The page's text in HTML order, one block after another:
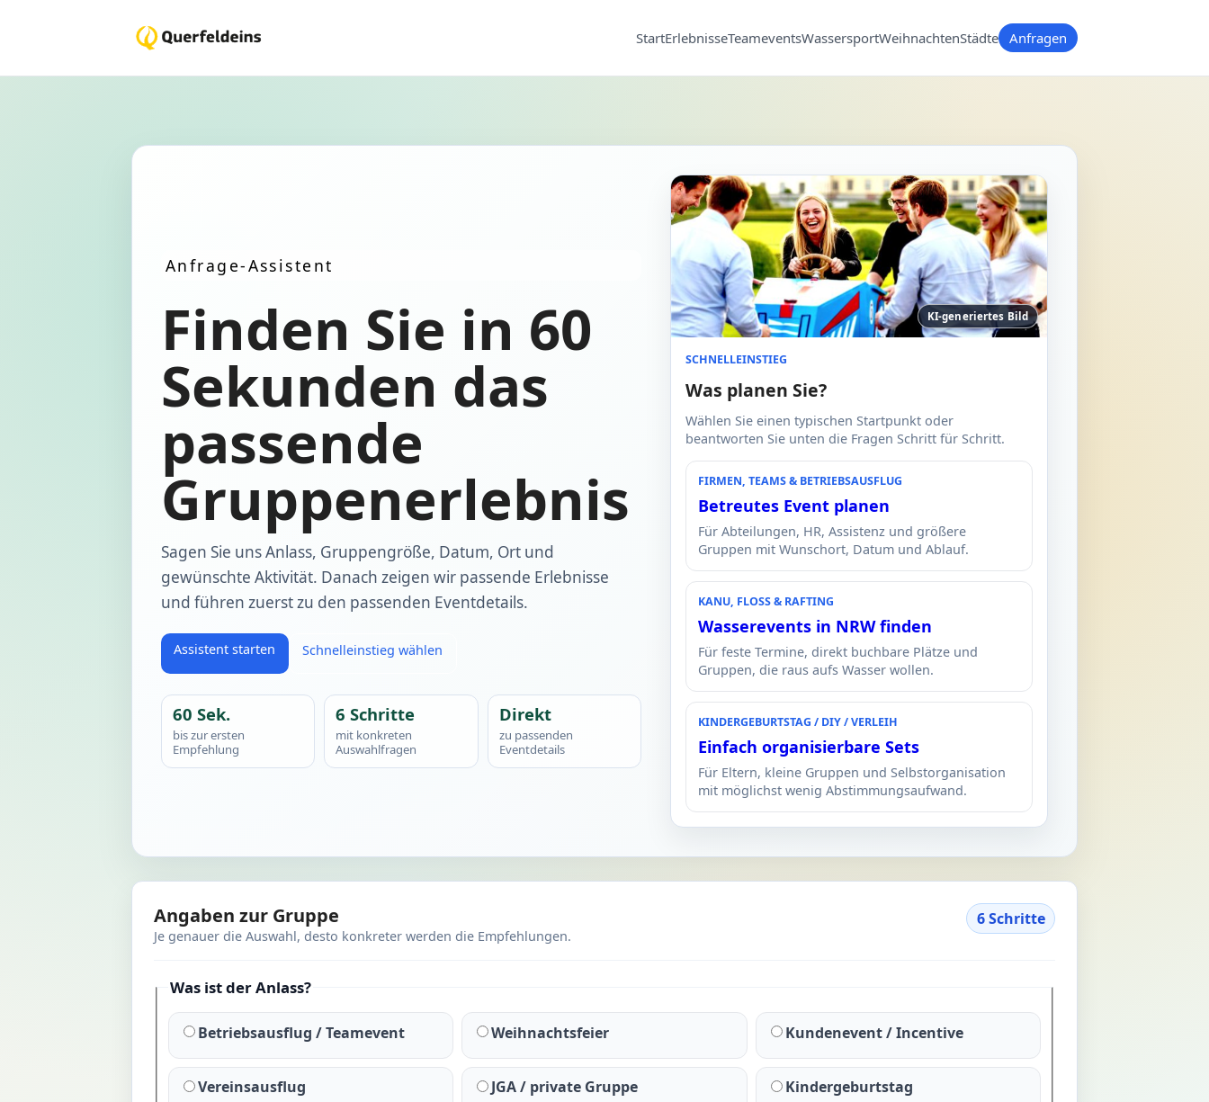
StartErlebnisseTeameventsWassersportWeihnachtenStädte Anfragen
Anfrage-Assistent
Finden Sie in 60
Sekunden das
passende
Gruppenerlebnis
Sagen Sie uns Anlass, Gruppengröße, Datum, Ort und
gewünschte Aktivität. Danach zeigen wir passende Erlebnisse
und führen zuerst zu den passenden Eventdetails.
Assistent starten Schnelleinstieg wählen
60 Sek.
bis zur ersten
Empfehlung
6 Schritte
mit konkreten
Auswahlfragen
Direkt
zu passenden
Eventdetails
KI-generiertes Bild
SCHNELLEINSTIEG
Was planen Sie?
Wählen Sie einen typischen Startpunkt oder
beantworten Sie unten die Fragen Schritt für Schritt.
FIRMEN, TEAMS & BETRIEBSAUSFLUG
Betreutes Event planen
Für Abteilungen, HR, Assistenz und größere
Gruppen mit Wunschort, Datum und Ablauf.
KANU, FLOSS & RAFTING
Wasserevents in NRW finden
Für feste Termine, direkt buchbare Plätze und
Gruppen, die raus aufs Wasser wollen.
KINDERGEBURTSTAG / DIY / VERLEIH
Einfach organisierbare Sets
Für Eltern, kleine Gruppen und Selbstorganisation
mit möglichst wenig Abstimmungsaufwand.
Angaben zur Gruppe
Je genauer die Auswahl, desto konkreter werden die Empfehlungen.
6 Schritte
Was ist der Anlass?
Betriebsausflug / Teamevent Weihnachtsfeier Kundenevent / Incentive
Vereinsausflug JGA / private Gruppe Kindergeburtstag